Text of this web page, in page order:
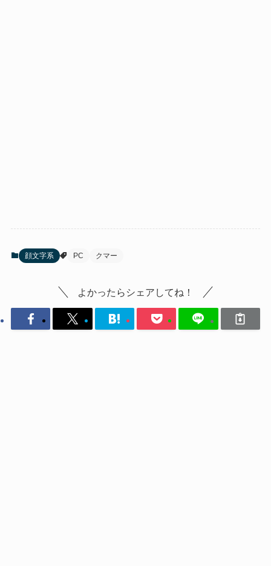
顔文字系 PC クマー
よかったらシェアしてね！